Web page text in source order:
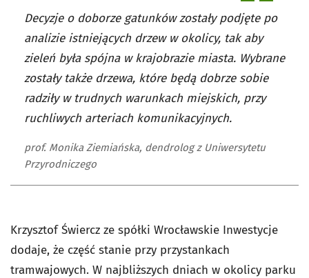
Decyzje o doborze gatunków zostały podjęte po
analizie istniejących drzew w okolicy, tak aby
zieleń była spójna w krajobrazie miasta. Wybrane
zostały także drzewa, które będą dobrze sobie
radziły w trudnych warunkach miejskich, przy
ruchliwych arteriach komunikacyjnych.
prof. Monika Ziemiańska, dendrolog z Uniwersytetu
Przyrodniczego
Krzysztof Świercz ze spółki Wrocławskie Inwestycje
dodaje, że część stanie przy przystankach
tramwajowych. W najbliższych dniach w okolicy parku